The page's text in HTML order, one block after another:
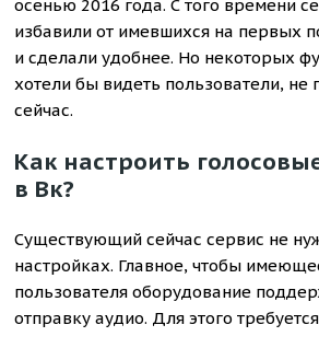
осенью 2016 года. С того времени
избавили от имевшихся на первых
и сделали удобнее. Но некоторых
хотели бы видеть пользователи, не
сейчас.
Как настроить
в Вк?
Существующий сейчас сервис не
настройках. Главное, чтобы
пользователя оборудование
отправку аудио. Для этого